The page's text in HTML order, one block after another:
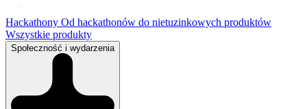
Hackathony Od hackathonów do nietuzinkowych produktów
Wszystkie produkty
Społeczność i wydarzenia